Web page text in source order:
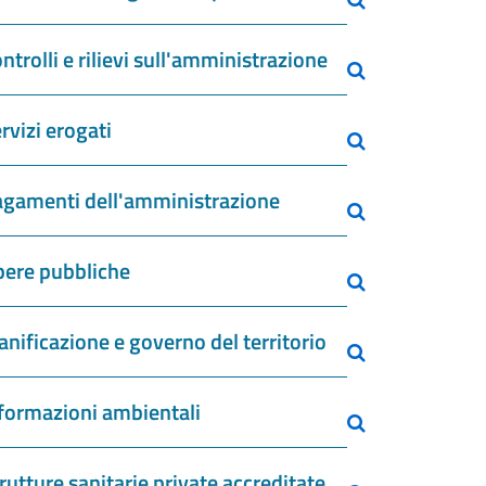
e rilievi sull'amministrazione
erogati
dell'amministrazione
pubbliche
e governo del territorio
ambientali